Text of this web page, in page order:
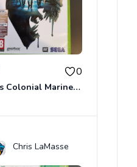
0
Aliens Colonial Marines Limited Edition XBOX 360
Chris LaMasse